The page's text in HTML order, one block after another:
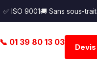
✅ ISO 9001🚚 Sans sous-
📞 01 39 80 13 03